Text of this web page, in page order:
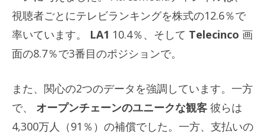
視聴者ごとにテレビランキングを株式の12.6％で
率いています。 LA1 10.4％、そして Telecinco 画
面の8.7％で3番目のポジションで。
また、関心の2つのデータを強調しています。一方
で、 オープンチェーンのユニークな観客 彼らは
4,300万人（91％）の補償でした。一方、支払いの